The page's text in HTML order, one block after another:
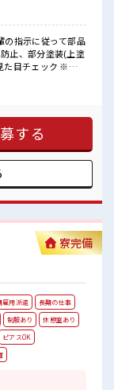
バスもあり
るテーマパーク
いなし！
の指示に従って部品
止、部分塗装(上塗
た目チェック ※適
場完備なのでマ
地までの移動交通
寮もあり※空き状況
山駅から無料送迎
の世界」を体験で
■最短即日
社決定もできる！
の人間関係⇒良好♪
バッチリ★ 売店・食
スポットクーラー
する
寮完備
雇用派遣
長期の仕事
制服あり
休憩室あり
ピアスOK